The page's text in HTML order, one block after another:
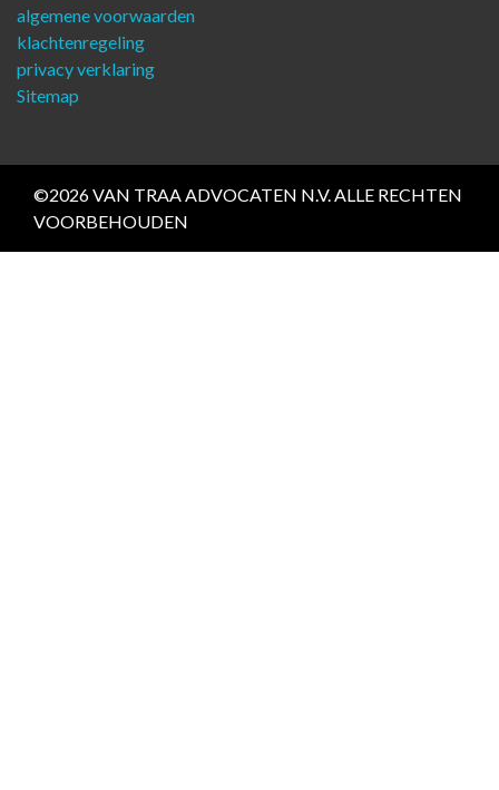
algemene voorwaarden
klachtenregeling
privacy verklaring
Sitemap
©2026 VAN TRAA ADVOCATEN N.V. ALLE RECHTEN
VOORBEHOUDEN